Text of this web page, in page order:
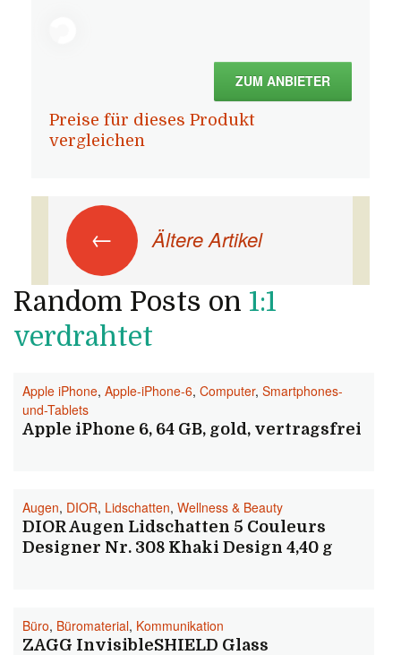
ZUM ANBIETER
Preise für dieses Produkt
vergleichen
Beitrags-Navigation
← Ältere Artikel
Random Posts on 1:1
verdrahtet
Apple iPhone, Apple-iPhone-6, Computer, Smartphones-
und-Tablets
Apple iPhone 6, 64 GB, gold, vertragsfrei
Augen, DIOR, Lidschatten, Wellness & Beauty
DIOR Augen Lidschatten 5 Couleurs
Designer Nr. 308 Khaki Design 4,40 g
Büro, Büromaterial, Kommunikation
ZAGG InvisibleSHIELD Glass